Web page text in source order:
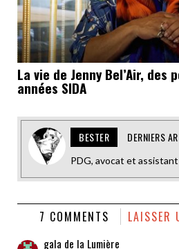
La vie de Jenny Bel’Air, des
années SIDA
BESTER DERNIERS
PDG, avocat et assistant
7 COMMENTS LAISSER
gala de la Lumière